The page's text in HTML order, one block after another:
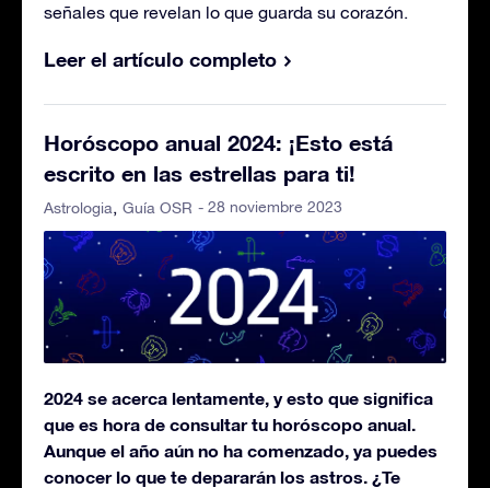
señales que revelan lo que guarda su corazón.
Leer el artículo completo
Horóscopo anual 2024: ¡Esto está
escrito en las estrellas para ti!
Astrologia Guía OSR - 28 noviembre 2023
2024 se acerca lentamente, y esto que significa
que es hora de consultar tu horóscopo anual.
Aunque el año aún no ha comenzado, ya puedes
conocer lo que te depararán los astros. ¿Te